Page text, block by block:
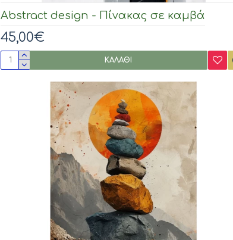
Abstract design - Πίνακας σε καμβά
45,00€
ΚΑΛΆΘΙ